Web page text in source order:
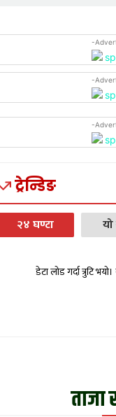
-
-
-
ट्रेन्डिङ
२४ घण्टा
डेटा लोड गर्दा त्रुटि
ताजा